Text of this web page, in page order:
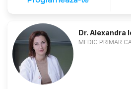
Dr. Alexandra
MEDIC PRIMAR